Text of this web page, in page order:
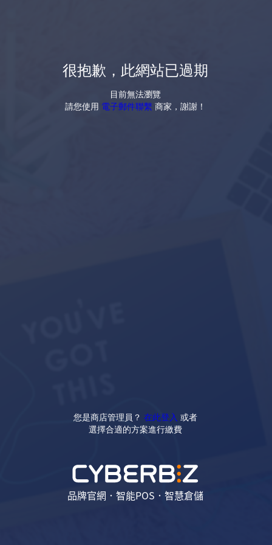
很抱歉，此網站已過期
目前無法瀏覽
請您使用 電子郵件聯繫 商家，謝謝！
您是商店管理員？ 在此登入 或者
選擇合適的方案進行繳費